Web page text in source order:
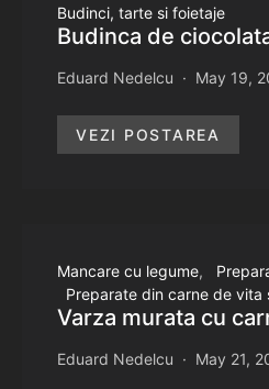
Budinci, tarte si foietaje
Budinca de
Eduard Nedelcu May 19,
VEZI POSTAREA
Mancare cu legume
Preparate din carne de vita
Varza murata cu
Eduard Nedelcu May 21,